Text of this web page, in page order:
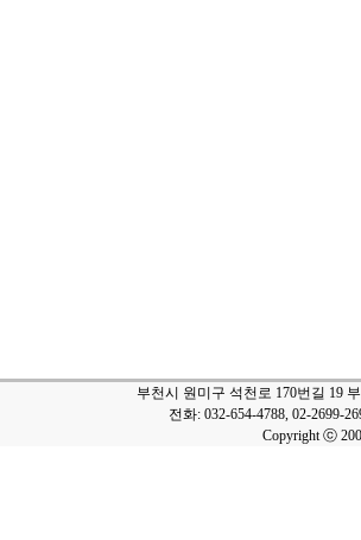
부천시 원미구 석천로 170번길 19
전화: 032-654-4788, 02-2699-
Copyright ⓒ